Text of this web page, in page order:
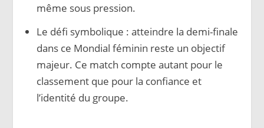
même sous pression.
Le défi symbolique : atteindre la demi-finale
dans ce Mondial féminin reste un objectif
majeur. Ce match compte autant pour le
classement que pour la confiance et
l’identité du groupe.